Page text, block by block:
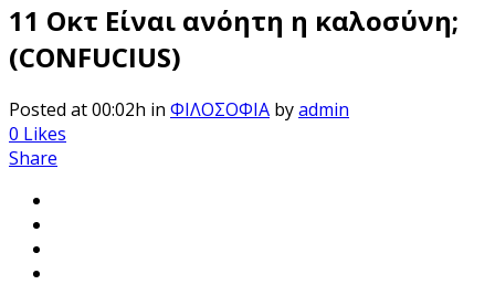
11 Οκτ Είναι ανόητη η καλοσύνη;
(CONFUCIUS)
Posted at 00:02h in ΦΙΛΟΣΟΦΙΑ byadmin
0 Likes
Share